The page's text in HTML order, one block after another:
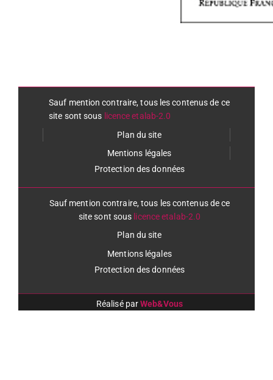
Sauf mention contraire, tous les contenus de ce
site sont sous licence etalab-2.0
Plan du site
Mentions légales
Protection des données
Sauf mention contraire, tous les contenus de ce
site sont sous licence etalab-2.0
Plan du site
Mentions légales
Protection des données
Réalisé parWeb&Vous